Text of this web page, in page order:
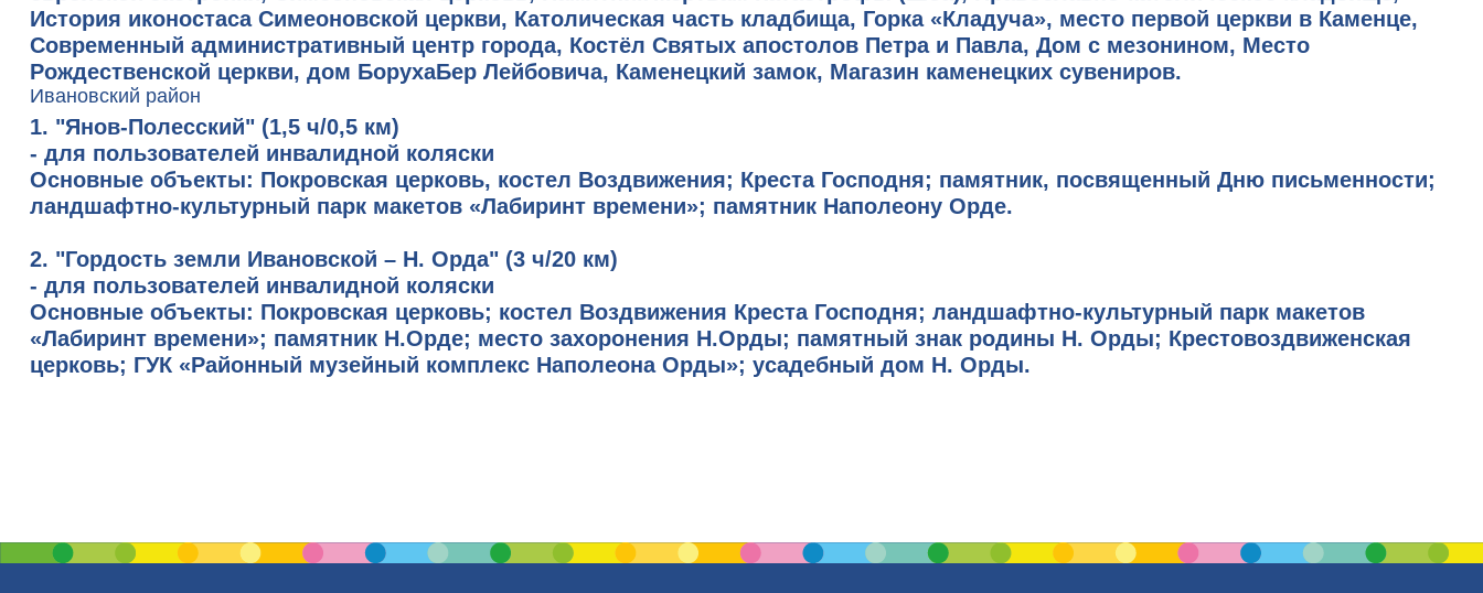
История иконостаса Симеоновской церкви, Католическая часть кладбища, Горка «Кладуча», место первой церкви в Каменце,
Современный административный центр города, Костёл Святых апостолов Петра и Павла, Дом с мезонином, Место
Рождественской церкви, дом БорухаБер Лейбовича, Каменецкий замок, Магазин каменецких сувениров.
Ивановский район
1. "Янов-Полесский" (1,5 ч/0,5 км)
- для пользователей инвалидной коляски
Основные объекты: Покровская церковь, костел Воздвижения; Креста Господня; памятник, посвященный Дню письменности;
ландшафтно-культурный парк макетов «Лабиринт времени»; памятник Наполеону Орде.
2. "Гордость земли Ивановской – Н. Орда" (3 ч/20 км)
- для пользователей инвалидной коляски
Основные объекты: Покровская церковь; костел Воздвижения Креста Господня; ландшафтно-культурный парк макетов
«Лабиринт времени»; памятник Н.Орде; место захоронения Н.Орды; памятный знак родины Н. Орды; Крестовоздвиженская
церковь; ГУК «Районный музейный комплекс Наполеона Орды»; усадебный дом Н. Орды.